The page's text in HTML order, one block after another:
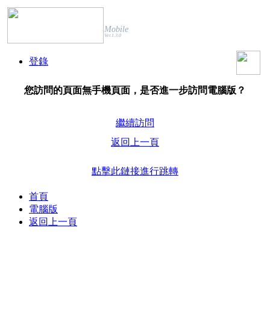
Mobile
Ver.1.3.0
登錄
您訪問的頁面無手機頁面，是否進一步訪問電腦版？
繼續訪問
返回上一頁
點擊此鏈接進行跳轉
首頁
電腦版
返回上一頁